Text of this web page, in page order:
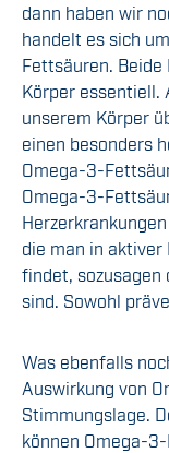
dann haben wir
handelt es sich
Fettsäuren.
Körper essentiell.
unserem Körper
einen besonders
Omega-3-
Omega-3-
die man in
findet, sozusagen
sind. Sowohl
Was ebenfalls
Auswirkung von
Stimmungslage.
können Omega-